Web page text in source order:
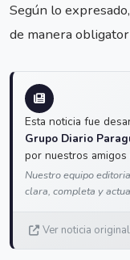
Según lo
de manera
Esta noticia fue
Grupo Diario
por nuestros
Nuestro equipo
clara, completa y
Ver noticia